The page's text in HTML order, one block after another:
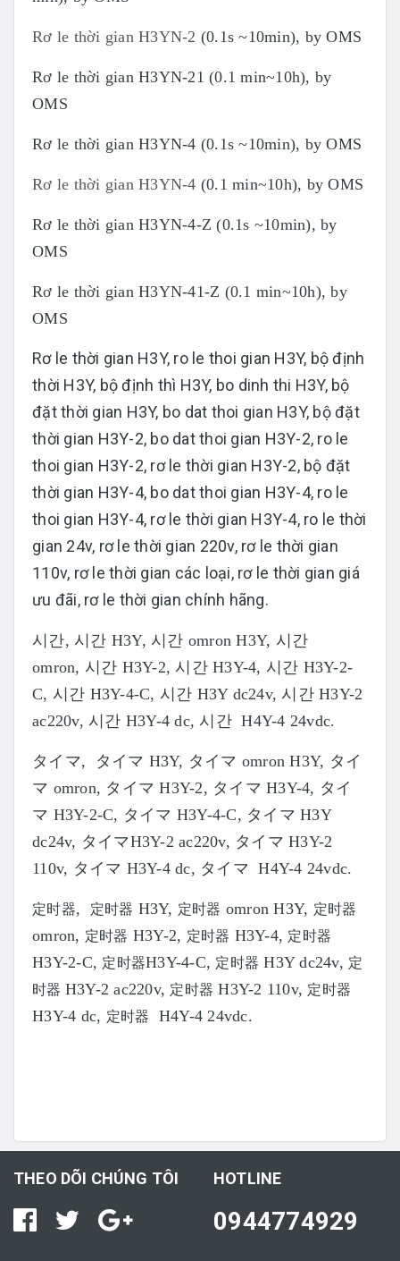
Rơ le thời gian H3YN-2 (0.1s ~10min), by OMS
Rơ le thời gian H3YN-21 (0.1 min~10h), by
OMS
Rơ le thời gian H3YN-4 (0.1s ~10min), by OMS
Rơ le thời gian H3YN-4 (0.1 min~10h), by OMS
Rơ le thời gian H3YN-4-Z (0.1s ~10min), by
OMS
Rơ le thời gian H3YN-41-Z (0.1 min~10h), by
OMS
Rơ le thời gian H3Y, ro le thoi gian H3Y, bộ định
thời H3Y, bộ định thì H3Y, bo dinh thi H3Y, bộ
đặt thời gian H3Y, bo dat thoi gian H3Y, bộ đặt
thời gian H3Y-2, bo dat thoi gian H3Y-2, ro le
thoi gian H3Y-2, rơ le thời gian H3Y-2, bộ đặt
thời gian H3Y-4, bo dat thoi gian H3Y-4, ro le
thoi gian H3Y-4, rơ le thời gian H3Y-4, ro le thời
gian 24v, rơ le thời gian 220v, rơ le thời gian
110v, rơ le thời gian các loại, rơ le thời gian giá
ưu đãi, rơ le thời gian chính hãng.
시간, 시간 H3Y, 시간 omron H3Y, 시간
omron, 시간 H3Y-2, 시간 H3Y-4, 시간 H3Y-2-
C, 시간 H3Y-4-C, 시간 H3Y dc24v, 시간 H3Y-2
ac220v, 시간 H3Y-4 dc, 시간 H4Y-4 24vdc.
タイマ, タイマ H3Y, タイマ omron H3Y, タイ
マ omron, タイマ H3Y-2, タイマ H3Y-4, タイ
マ H3Y-2-C, タイマ H3Y-4-C, タイマ H3Y
dc24v, タイマH3Y-2 ac220v, タイマ H3Y-2
110v, タイマ H3Y-4 dc, タイマ H4Y-4 24vdc.
定时器, 定时器 H3Y, 定时器 omron H3Y, 定时器
omron, 定时器 H3Y-2, 定时器 H3Y-4, 定时器
H3Y-2-C, 定时器H3Y-4-C, 定时器 H3Y dc24v, 定
时器 H3Y-2 ac220v, 定时器 H3Y-2 110v, 定时器
H3Y-4 dc, 定时器 H4Y-4 24vdc.
THEO DÕI CHÚNG TÔI HOTLINE
0944774929